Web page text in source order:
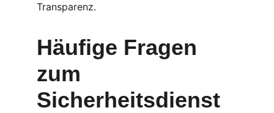
Transparenz.
Häufige Fragen
zum
Sicherheitsdienst